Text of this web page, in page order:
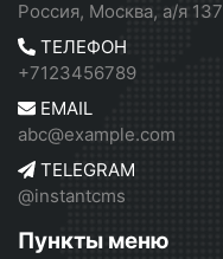
Россия, Москва, а/я 137
ТЕЛЕФОН
+7123456789
EMAIL
abc@example.com
TELEGRAM
@instantcms
Пункты меню